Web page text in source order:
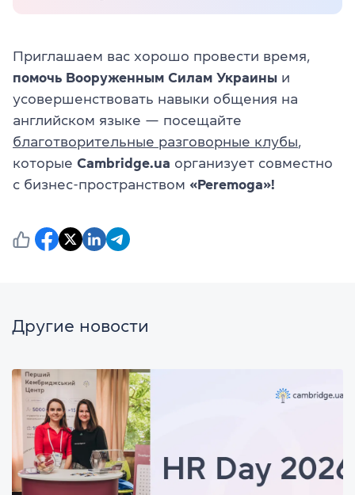
Приглашаем вас хорошо провести время,
помочь Вооруженным Силам Украины и
усовершенствовать навыки общения на
английском языке — посещайте
благотворительные разговорные клубы,
которые Cambridge.ua организует совместно
с бизнес-пространством «Peremoga»!
Другие новости